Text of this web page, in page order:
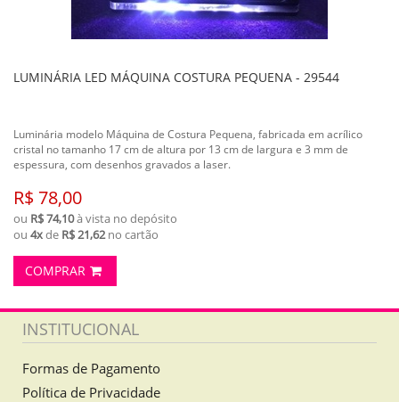
LUMINÁRIA LED MÁQUINA COSTURA PEQUENA - 29544
Luminária modelo Máquina de Costura Pequena, fabricada em acrílico
cristal no tamanho 17 cm de altura por 13 cm de largura e 3 mm de
espessura, com desenhos gravados a laser.
R$ 78,00
ou R$ 74,10à vista no depósito
ou 4xde R$ 21,62no cartão
COMPRAR
INSTITUCIONAL
Formas de Pagamento
Política de Privacidade